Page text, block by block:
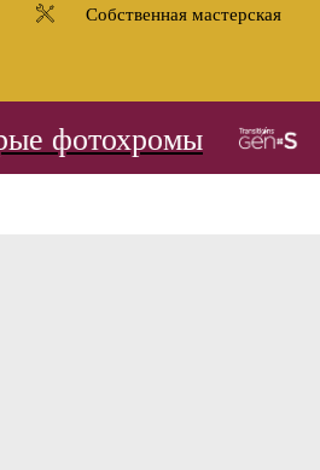
Собственная мастерская
фотохромы